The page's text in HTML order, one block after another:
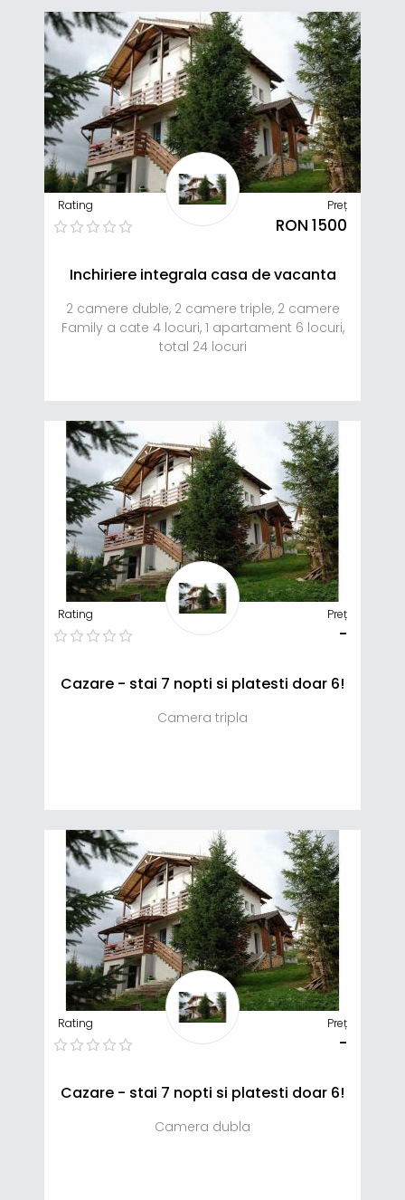
Rating Preț
RON 1500
Inchiriere integrala casa de vacanta
2 camere duble, 2 camere triple, 2 camere
Family a cate 4 locuri, 1 apartament 6 locuri,
total 24 locuri
Rating Preț
-
Cazare - stai 7 nopti si platesti doar 6!
Camera tripla
Rating Preț
-
Cazare - stai 7 nopti si platesti doar 6!
Camera dubla